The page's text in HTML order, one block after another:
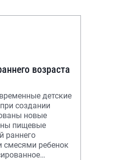
возраста
детские
создании
новые
пищевые
раннего
смесями ребенок